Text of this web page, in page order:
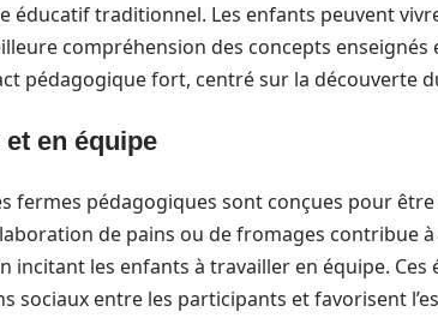
éducatif traditionnel. Les enfants peuvent
compréhension des concepts enseignés
pédagogique fort, centré sur la découverte
en équipe
fermes pédagogiques sont conçues pour
de pains ou de fromages contribue
incitant les enfants à travailler en équipe.
sociaux entre les participants et favorisent